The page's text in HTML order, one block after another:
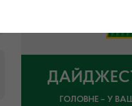
ГОЛОВНЕ – У